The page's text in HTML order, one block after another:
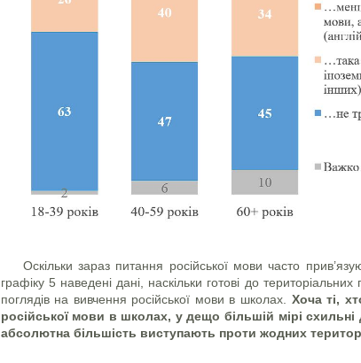
Оскільки зараз питання російської мови часто
графіку 5 наведені дані, наскільки готові до
поглядів на вивчення російської мови в школах. Хоча ті,
російської мови в школах, у дещо більшій мірі
абсолютна більшість виступають проти жодних